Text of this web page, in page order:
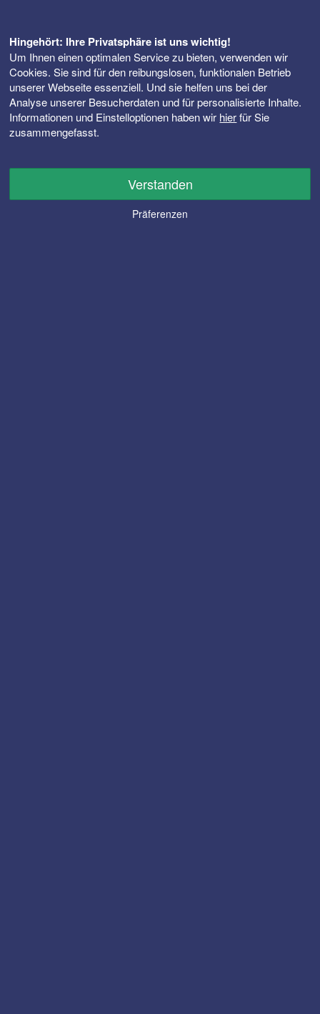
Hingehört: Ihre Privatsphäre ist uns wichtig!
Um Ihnen einen optimalen Service zu bieten, verwenden wir
Cookies. Sie sind für den reibungslosen, funktionalen Betrieb
unserer Webseite essenziell. Und sie helfen uns bei der
Analyse unserer Besucherdaten und für personalisierte Inhalte.
Informationen und Einstelloptionen haben wir hierfür Sie
zusammengefasst.
Verstanden
Präferenzen